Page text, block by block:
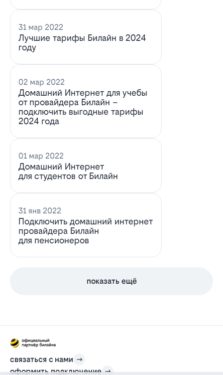
31 мар 2022
Лучшие тарифы Билайн в 2024
году
02 мар 2022
Домашний Интернет для учебы
от провайдера Билайн –
подключить выгодные тарифы
2024 года
01 мар 2022
Домашний Интернет
для студентов от Билайн
31 янв 2022
Подключить домашний интернет
провайдера Билайн
для пенсионеров
показать ещё
связаться с нами
оформить подключение